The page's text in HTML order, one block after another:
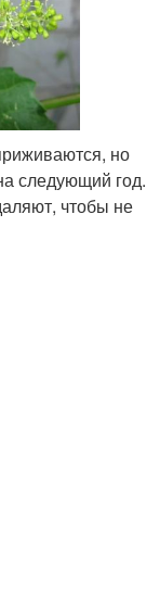
но
следующий год.
чтобы не